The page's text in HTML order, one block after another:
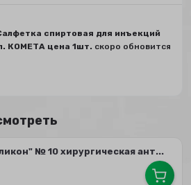
спиртовая для инъекций
КОМЕТА цена 1шт. скоро обновится
№ 10 хирургическая ант...